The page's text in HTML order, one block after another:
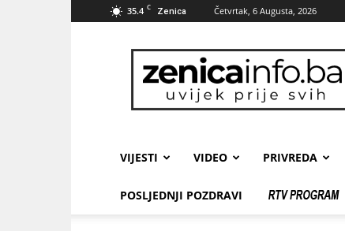
35.4 C Zenica Četvrtak, 6 Augusta, 2026
zenicainfo.ba
VIJESTI VIDEO PRIVREDA
POSLJEDNJI POZDRAVI